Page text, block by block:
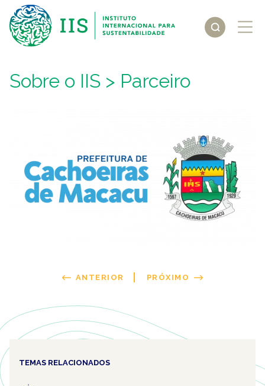
Sobre o IIS > Parceiro
ANTERIOR PRÓXIMO
TEMAS RELACIONADOS